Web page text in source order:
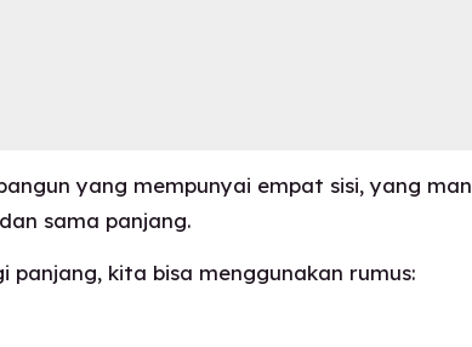
yang mempunyai empat sisi, yang
sama panjang.
panjang, kita bisa menggunakan rumus: